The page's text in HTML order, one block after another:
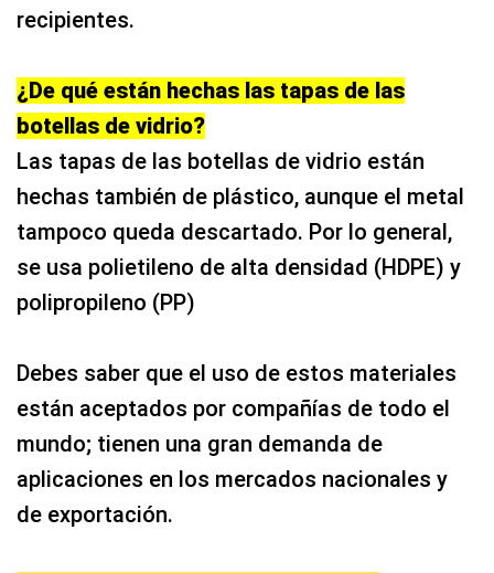
recipientes.
¿De qué están hechas las tapas de las
botellas de vidrio?
Las tapas de las botellas de vidrio están
hechas también de plástico, aunque el metal
tampoco queda descartado. Por lo general,
se usa polietileno de alta densidad (HDPE) y
polipropileno (PP)
Debes saber que el uso de estos materiales
están aceptados por compañías de todo el
mundo; tienen una gran demanda de
aplicaciones en los mercados nacionales y
de exportación.